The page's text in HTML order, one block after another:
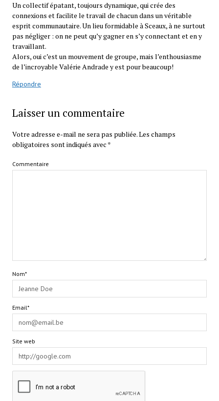
Un collectif épatant, toujours dynamique, qui crée des
connexions et facilite le travail de chacun dans un véritable
esprit communautaire. Un lieu formidable à Sceaux, à ne surtout
pas négliger : on ne peut qu’y gagner en s’y connectant et en y
travaillant.
Alors, oui c’est un mouvement de groupe, mais l’enthousiasme
de l’incroyable Valérie Andrade y est pour beaucoup!
Répondre
Laisser un commentaire
Votre adresse e-mail ne sera pas publiée.Les champs
obligatoires sont indiqués avec *
Commentaire
Nom*
Email*
Site web